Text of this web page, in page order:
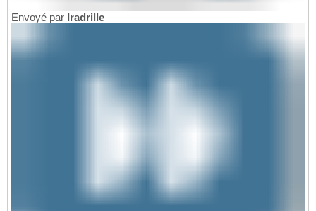
Envoyé par Iradrille